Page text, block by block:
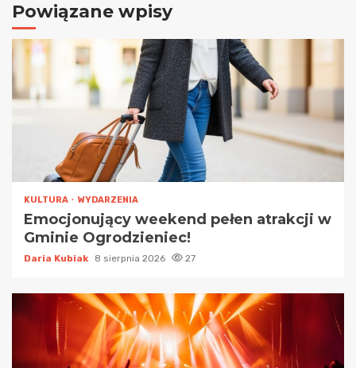
Powiązane wpisy
KULTURA WYDARZENIA
Emocjonujący weekend pełen atrakcji w
Gminie Ogrodzieniec!
Daria Kubiak 8 sierpnia 2026 27